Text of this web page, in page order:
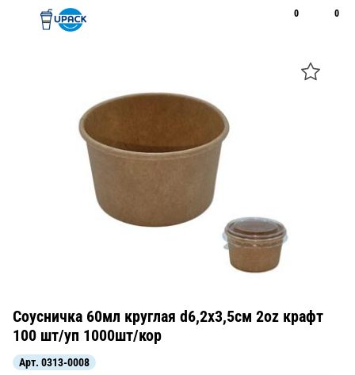
0 0
Соусничка 60мл круглая d6,2х3,5см 2oz крафт
100 шт/уп 1000шт/кор
Арт. 0313-0008